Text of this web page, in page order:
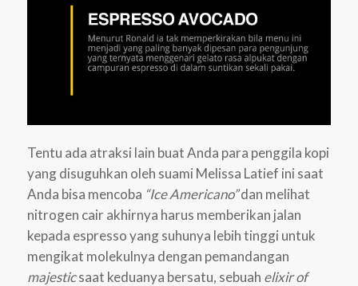
Tentu ada atraksi lain buat Anda para penggila kopi
yang disuguhkan oleh suami Melissa Latief ini saat
Anda bisa mencoba “Ice Americano”dan melihat
nitrogen cair akhirnya harus memberikan jalan
kepada espresso yang suhunya lebih tinggi untuk
mengikat molekulnya dengan pemandangan
majesticsaat keduanya bersatu, sebuah elixir of